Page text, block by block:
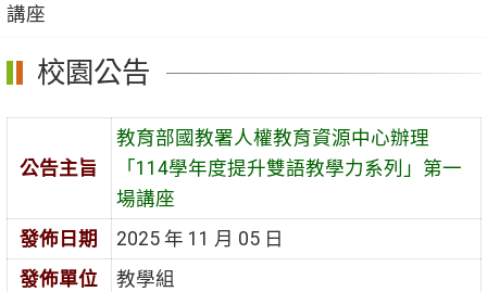
容
區
講座
校園公告
公告主旨
教育部國教署人權教育資源中心辦理
「114學年度提升雙語教學力系列」第一
場講座
發佈日期
2025 年 11 月 05 日
發佈單位
教學組